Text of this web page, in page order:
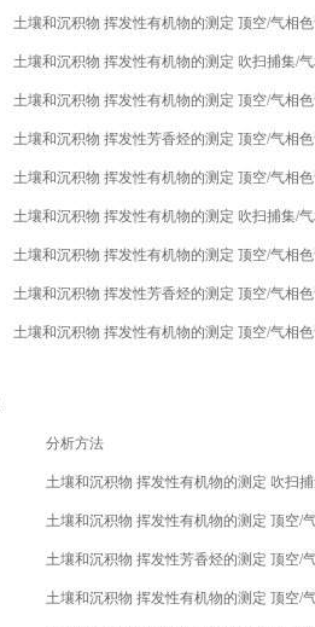
土壤和沉积物 挥发性有机物的测定 顶空/气相
土壤和沉积物 挥发性有机物的测定 吹扫捕集/
土壤和沉积物 挥发性有机物的测定 顶空/气相
土壤和沉积物 挥发性芳香烃的测定 顶空/气相
土壤和沉积物 挥发性有机物的测定 顶空/气相
土壤和沉积物 挥发性有机物的测定 吹扫捕集/
土壤和沉积物 挥发性有机物的测定 顶空/气相
土壤和沉积物 挥发性芳香烃的测定 顶空/气相
土壤和沉积物 挥发性有机物的测定 顶空/气相
分析方法
土壤和沉积物 挥发性有机物的测定 吹扫
土壤和沉积物 挥发性有机物的测定 顶空/
土壤和沉积物 挥发性芳香烃的测定 顶空/
土壤和沉积物 挥发性有机物的测定 顶空/